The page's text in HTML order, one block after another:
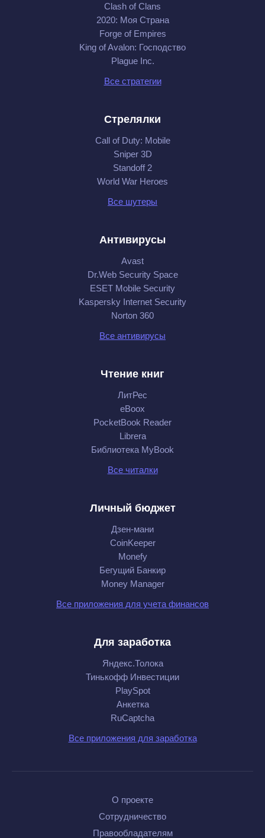
Clash of Clans
2020: Моя Cтрана
Forge of Empires
King of Avalon: Господство
Plague Inc.
Все стратегии
Стрелялки
Call of Duty: Mobile
Sniper 3D
Standoff 2
World War Heroes
Все шутеры
Антивирусы
Avast
Dr.Web Security Space
ESET Mobile Security
Kaspersky Internet Security
Norton 360
Все антивирусы
Чтение книг
ЛитРес
eBoox
PocketBook Reader
Librera
Библиотека MyBook
Все читалки
Личный бюджет
Дзен-мани
CoinKeeper
Monefy
Бегущий Банкир
Money Manager
Все приложения для учета финансов
Для заработка
Яндекс.Толока
Тинькофф Инвестиции
PlaySpot
Анкетка
RuCaptcha
Все приложения для заработка
О проекте
Сотрудничество
Правообладателям